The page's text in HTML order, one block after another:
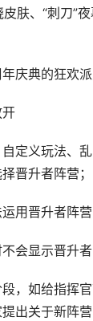
肤、“刺刀”
庆典的狂欢派
定义玩法、
晋升者阵营；
用晋升者阵营
会显示晋升者
，如给指挥
出关于新阵营